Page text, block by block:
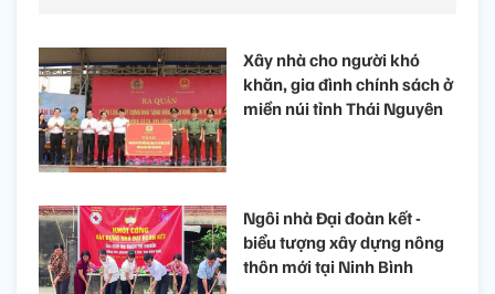
Xây nhà cho người khó
khăn, gia đình chính sách ở
miền núi tỉnh Thái Nguyên
Ngôi nhà Đại đoàn kết -
biểu tượng xây dựng nông
thôn mới tại Ninh Bình